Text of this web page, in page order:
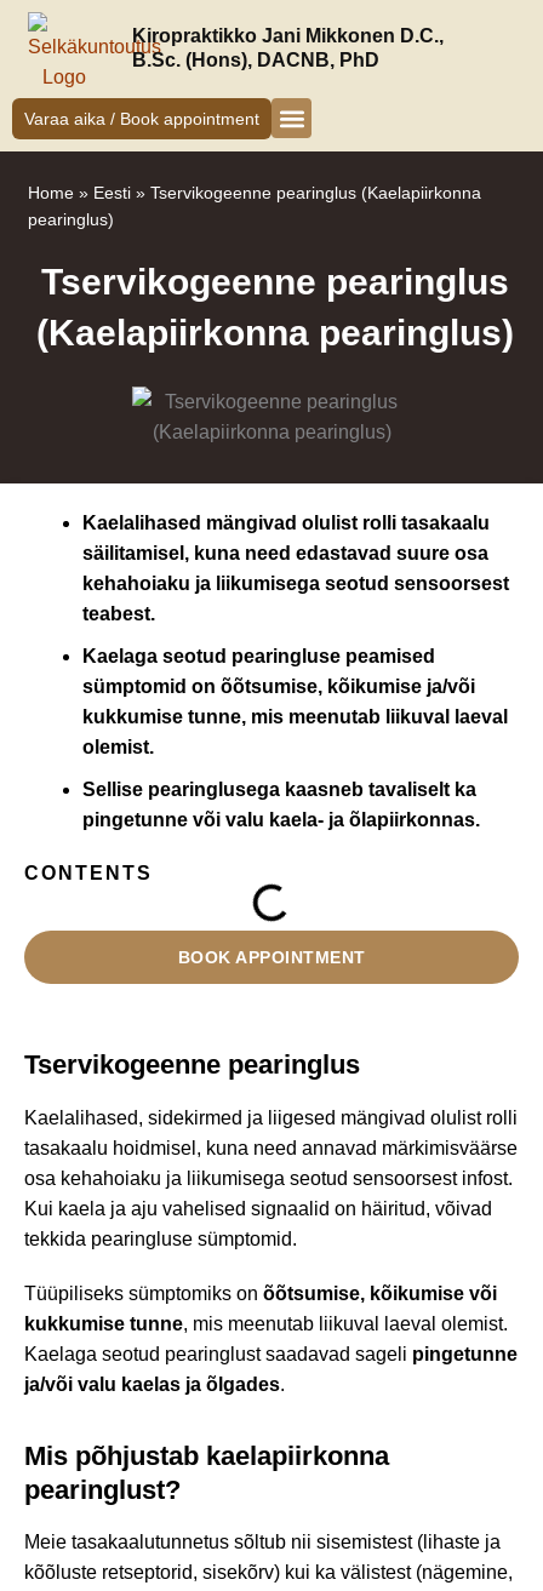
Siirry
sisältöön
Kiropraktikko Jani Mikkonen D.C.,
B.Sc. (Hons), DACNB, PhD
Varaa aika / Book appointment
Home » Eesti » Tservikogeenne pearinglus (Kaelapiirkonna
pearinglus)
Tservikogeenne pearinglus
(Kaelapiirkonna pearinglus)
Kaelalihased mängivad olulist rolli tasakaalu
säilitamisel, kuna need edastavad suure osa
kehahoiaku ja liikumisega seotud sensoorsest
teabest.
Kaelaga seotud pearingluse peamised
sümptomid on õõtsumise, kõikumise ja/või
kukkumise tunne, mis meenutab liikuval laeval
olemist.
Sellise pearinglusega kaasneb tavaliselt ka
pingetunne või valu kaela- ja õlapiirkonnas.
CONTENTS
BOOK APPOINTMENT
Tservikogeenne pearinglus
Kaelalihased, sidekirmed ja liigesed mängivad olulist rolli
tasakaalu hoidmisel, kuna need annavad märkimisväärse
osa kehahoiaku ja liikumisega seotud sensoorsest infost.
Kui kaela ja aju vahelised signaalid on häiritud, võivad
tekkida pearingluse sümptomid.
Tüüpiliseks sümptomiks on õõtsumise, kõikumise või
kukkumise tunne, mis meenutab liikuval laeval olemist.
Kaelaga seotud pearinglust saadavad sageli pingetunne
ja/või valu kaelas ja õlgades.
Mis põhjustab kaelapiirkonna
pearinglust?
Meie tasakaalutunnetus sõltub nii sisemistest (lihaste ja
kõõluste retseptorid, sisekõrv) kui ka välistest (nägemine,